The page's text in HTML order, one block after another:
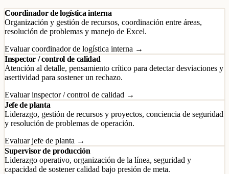
Coordinador de logística interna
Organización y gestión de recursos, coordinación entre áreas,
resolución de problemas y manejo de Excel.
Evaluar coordinador de logística interna →
Inspector / control de calidad
Atención al detalle, pensamiento crítico para detectar desviaciones y
asertividad para sostener un rechazo.
Evaluar inspector / control de calidad →
Jefe de planta
Liderazgo, gestión de recursos y proyectos, conciencia de seguridad
y resolución de problemas de operación.
Evaluar jefe de planta →
Supervisor de producción
Liderazgo operativo, organización de la línea, seguridad y
capacidad de sostener calidad bajo presión de meta.